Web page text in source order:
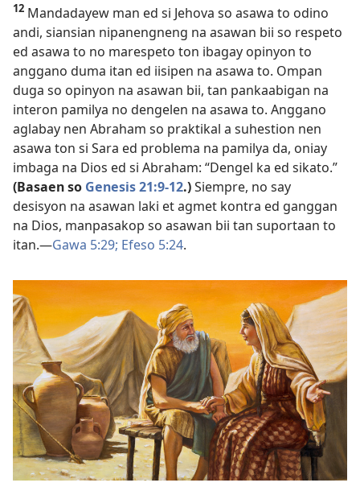
12 Mandadayew man ed si Jehova so asawa to odino
andi, siansian nipanengneng na asawan bii so respeto
ed asawa to no marespeto ton ibagay opinyon to
anggano duma itan ed iisipen na asawa to. Ompan
duga so opinyon na asawan bii, tan pankaabigan na
interon pamilya no dengelen na asawa to. Anggano
aglabay nen Abraham so praktikal a suhestion nen
asawa ton si Sara ed problema na pamilya da, oniay
imbaga na Dios ed si Abraham: “Dengel ka ed sikato.”
(Basaen so Genesis 21:9-12.)Siempre, no say
desisyon na asawan laki et agmet kontra ed ganggan
na Dios, manpasakop so asawan bii tan suportaan to
itan.​—Gawa 5:29; Efeso 5:24.